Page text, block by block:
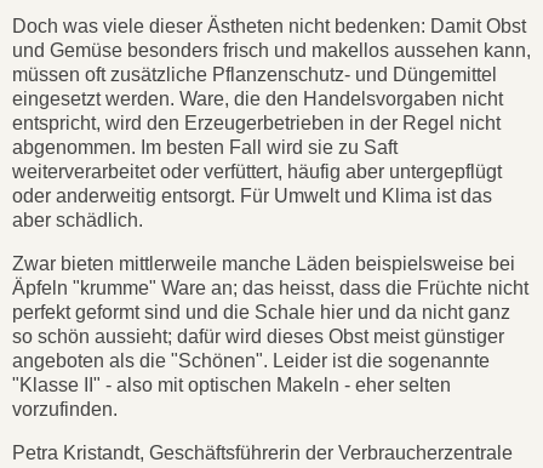
Doch was viele dieser Ästheten nicht bedenken: Damit Obst
und Gemüse besonders frisch und makellos aussehen kann,
müssen oft zusätzliche Pflanzenschutz- und Düngemittel
eingesetzt werden. Ware, die den Handelsvorgaben nicht
entspricht, wird den Erzeugerbetrieben in der Regel nicht
abgenommen. Im besten Fall wird sie zu Saft
weiterverarbeitet oder verfüttert, häufig aber untergepflügt
oder anderweitig entsorgt. Für Umwelt und Klima ist das
aber schädlich.
Zwar bieten mittlerweile manche Läden beispielsweise bei
Äpfeln "krumme" Ware an; das heisst, dass die Früchte nicht
perfekt geformt sind und die Schale hier und da nicht ganz
so schön aussieht; dafür wird dieses Obst meist günstiger
angeboten als die "Schönen". Leider ist die sogenannte
"Klasse II" - also mit optischen Makeln - eher selten
vorzufinden.
Petra Kristandt, Geschäftsführerin der Verbraucherzentrale